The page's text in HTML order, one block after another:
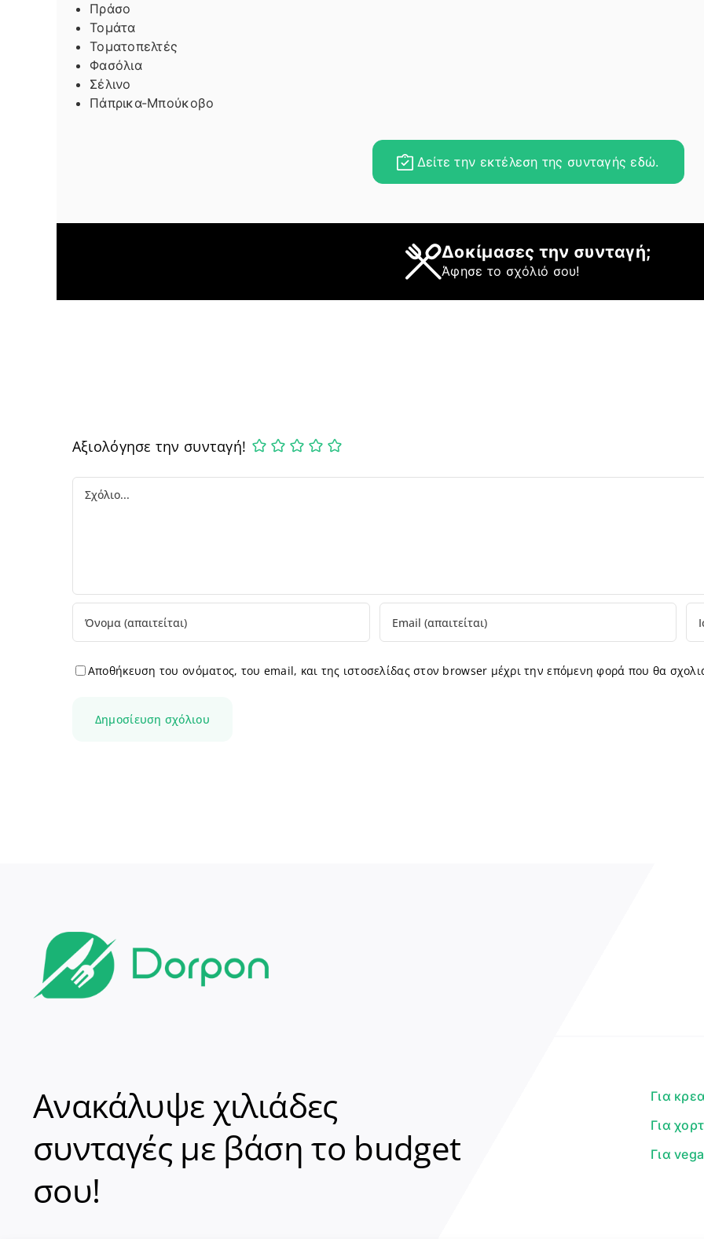
Πράσο
Τομάτα
Τοματοπελτές
Φασόλια
Σέλινο
Πάπρικα-Μπούκοβο
Δείτε την εκτέλεση της συνταγής εδώ.
Δοκίμασες την συνταγή;
Άφησε το σχόλιό σου!
Αξιολόγησε την συνταγή!
Comment
Αποθήκευση του ονόματος, του email, και της ιστοσελίδας στον browser μέχρι την επόμενη φορά που θα
Ανακάλυψε χιλιάδες
συνταγές με βάση το budget
σου!
Για
Για
Για